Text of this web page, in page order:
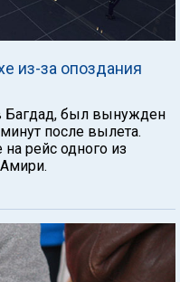
из-за опоздания
Багдад, был вынужден
после вылета.
рейс одного из